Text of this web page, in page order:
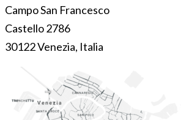
Campo San Francesco
Castello 2786
30122 Venezia, Italia